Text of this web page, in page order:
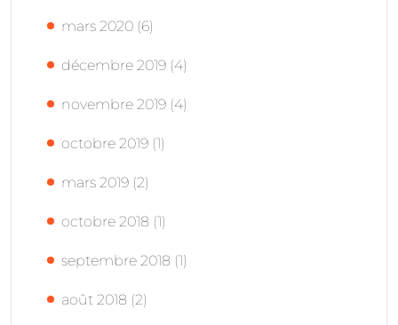
mars 2020 (6)
décembre 2019 (4)
novembre 2019 (4)
octobre 2019 (1)
mars 2019 (2)
octobre 2018 (1)
septembre 2018 (1)
août 2018 (2)